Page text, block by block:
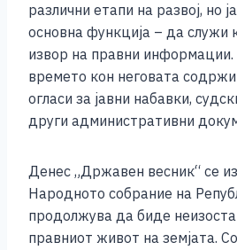
различни етапи на развој, но
основна функција – да служи
извор на правни информации.
времето кон неговата
огласи за јавни набавки,
други административни
Денес „Државен весник“ се
Народното собрание на
продолжува да биде
правниот живот на земјата.